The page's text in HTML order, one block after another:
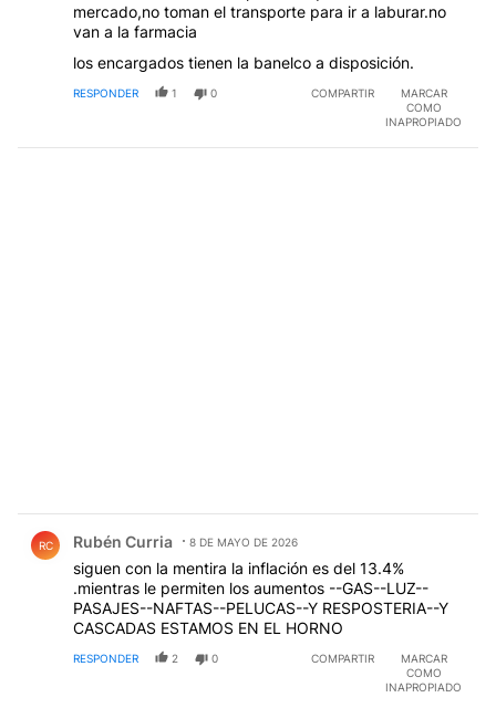
mercado,no toman el transporte para ir a laburar.no
van a la farmacia
los encargados tienen la banelco a disposición.
RESPONDER 1 0 COMPARTIR
MARCAR
COMO
INAPROPIADO
RC Rubén Curria 8 DE MAYO DE 2026
siguen con la mentira la inflación es del 13.4%
.mientras le permiten los aumentos --GAS--LUZ--
PASAJES--NAFTAS--PELUCAS--Y RESPOSTERIA--Y
CASCADAS ESTAMOS EN EL HORNO
RESPONDER 2 0 COMPARTIR
MARCAR
COMO
INAPROPIADO